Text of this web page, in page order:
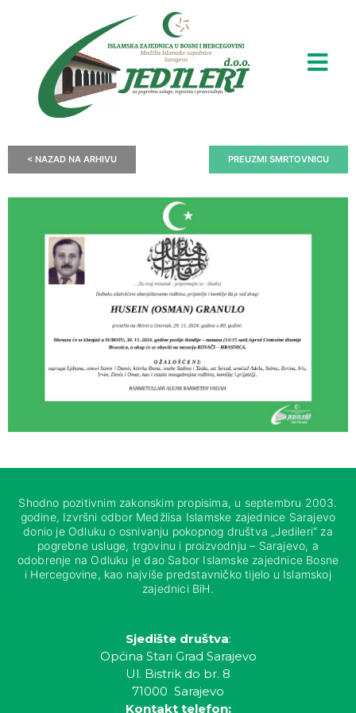
< NAZAD NA ARHIVU PREUZMI SMRTOVNICU
Shodno pozitivnim zakonskim propisima, u septembru 2003.
godine, Izvršni odbor Medžlisa Islamske zajednice Sarajevo
donio je Odluku o osnivanju pokopnog društva „Jedileri“ za
pogrebne usluge, trgovinu i proizvodnju – Sarajevo, a
odobrenje na Odluku je dao Sabor Islamske zajednice Bosne
i Hercegovine, kao najviše predstavničko tijelo u Islamskoj
zajednici BiH.
Sjedište društva:
Općina Stari Grad Sarajevo
Ul. Bistrik do br. 8
71000 Sarajevo
Kontakt telefon: